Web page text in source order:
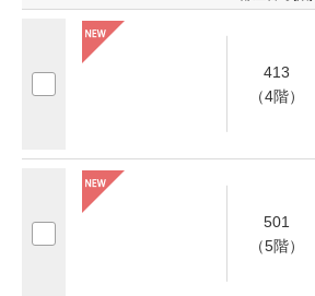
413
（4階）
501
（5階）